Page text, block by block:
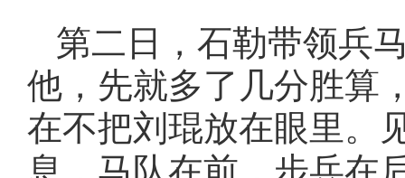
第二日，石勒带领兵
他，先就多了几分胜算
在不把刘琨放在眼里。